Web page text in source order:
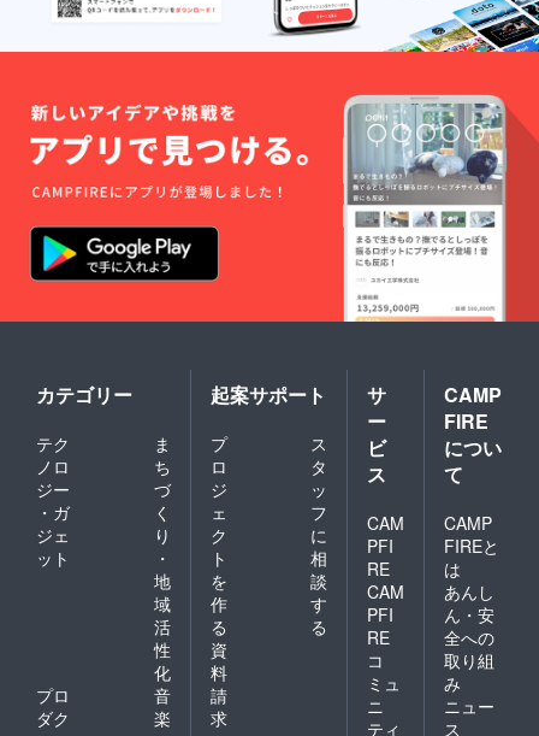
カテゴリー
テク
ノロ
ジー
・ガ
ジェ
ット
ま
ち
づ
く
り
・
地
域
活
性
化
プロ
ダク
音
楽
起案サポート
プ
ロ
ジ
ェ
ク
ト
を
作
る
ス
タ
ッ
フ
に
相
談
す
る
資
料
請
求
サ
ー
ビ
ス
CAM
PFI
RE
CAM
PFI
RE
コ
ミュ
ニ
ティ
CAMP
FIRE
につい
て
CAMP
FIREと
は
あんし
ん・安
全への
取り組
み
ニュー
ス